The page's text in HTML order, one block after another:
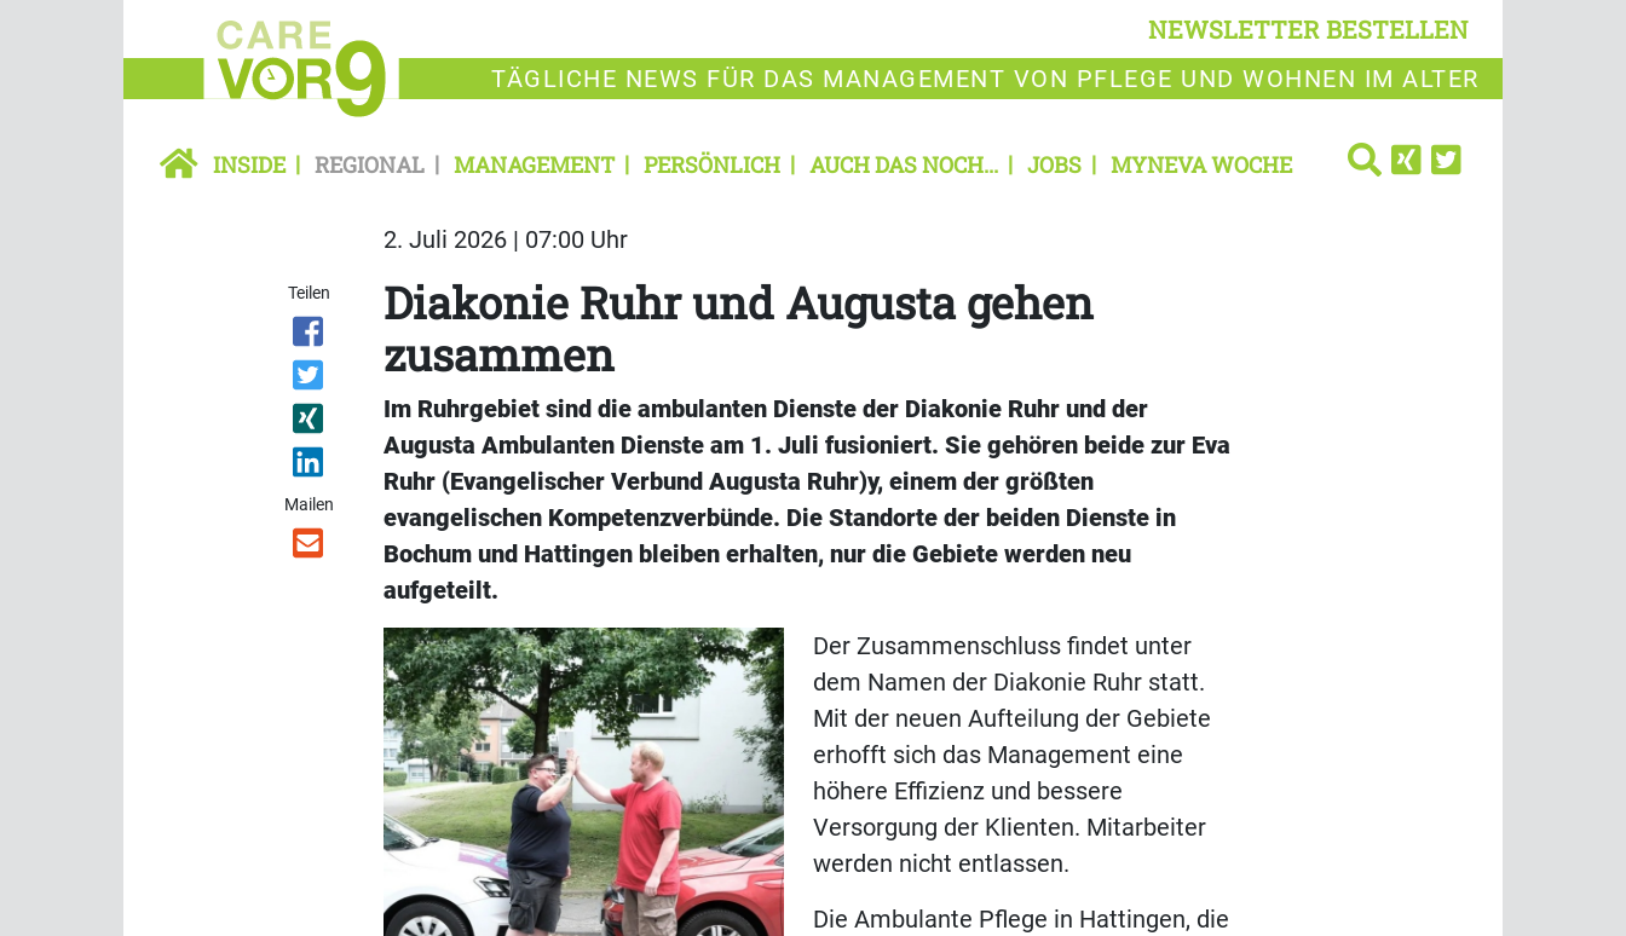
NEWSLETTER BESTELLEN
TÄGLICHE NEWS FÜR DAS MANAGEMENT VON PFLEGE UND WOHNEN IM ALTER
INSIDE REGIONAL MANAGEMENT PERSÖNLICH AUCH DAS NOCH... JOBS MYNEVA WOCHE
2. Juli 2026 | 07:00 Uhr
Teilen
Mailen
Diakonie Ruhr und Augusta gehen
zusammen
Im Ruhrgebiet sind die ambulanten Dienste der Diakonie Ruhr und der
Augusta Ambulanten Dienste am 1. Juli fusioniert. Sie gehören beide zur Eva
Ruhr (Evangelischer Verbund Augusta Ruhr)y, einem der größten
evangelischen Kompetenzverbünde. Die Standorte der beiden Dienste in
Bochum und Hattingen bleiben erhalten, nur die Gebiete werden neu
aufgeteilt.
Der Zusammenschluss findet unter
dem Namen der Diakonie Ruhr statt.
Mit der neuen Aufteilung der Gebiete
erhofft sich das Management eine
höhere Effizienz und bessere
Versorgung der Klienten. Mitarbeiter
werden nicht entlassen.
Die Ambulante Pflege in Hattingen, die